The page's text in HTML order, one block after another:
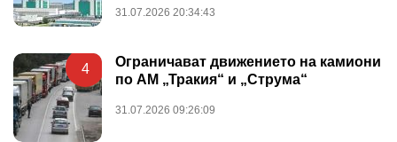
31.07.2026 20:34:43
4
Ограничават движението на камиони
по АМ „Тракия“ и „Струма“
31.07.2026 09:26:09